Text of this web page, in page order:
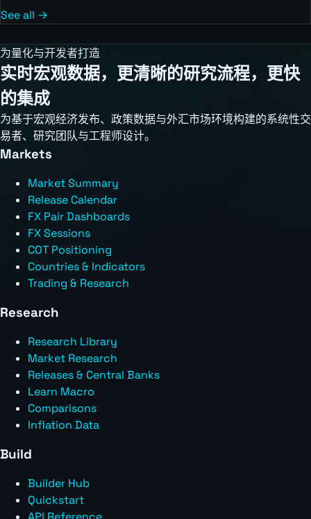
See all →
为量化与开发者打造
实时宏观数据，更清晰的研究流程，更快
的集成
为基于宏观经济发布、政策数据与外汇市场环境构建的系统性交
易者、研究团队与工程师设计。
Markets
Market Summary
Release Calendar
FX Pair Dashboards
FX Sessions
COT Positioning
Countries & Indicators
Trading & Research
Research
Research Library
Market Research
Releases & Central Banks
Learn Macro
Comparisons
Inflation Data
Build
Builder Hub
Quickstart